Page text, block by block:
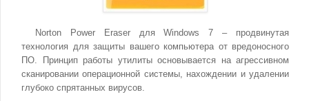
Norton Power Eraser для Windows 7 – продвинутая
технология для защиты вашего компьютера от вредоносного
ПО. Принцип работы утилиты основывается на агрессивном
сканировании операционной системы, нахождении и удалении
глубоко спрятанных вирусов.